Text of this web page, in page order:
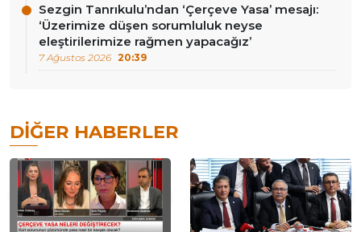
Sezgin Tanrıkulu’ndan ‘Çerçeve Yasa’ mesajı:
‘Üzerimize düşen sorumluluk neyse
eleştirilerimize rağmen yapacağız’
7 Ağustos 2026 20:39
DIĞER HABERLER